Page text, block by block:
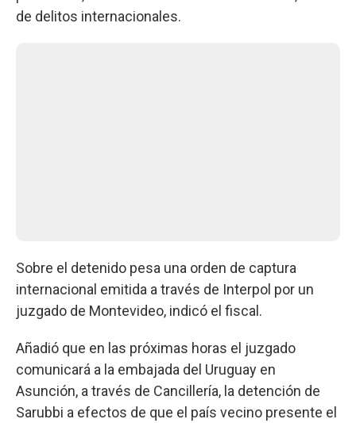
de delitos internacionales.
Sobre el detenido pesa una orden de captura
internacional emitida a través de Interpol por un
juzgado de Montevideo, indicó el fiscal.
Añadió que en las próximas horas el juzgado
comunicará a la embajada del Uruguay en
Asunción, a través de Cancillería, la detención de
Sarubbi a efectos de que el país vecino presente el